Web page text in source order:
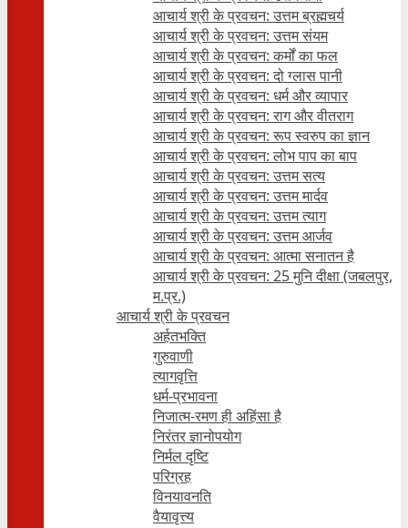
आचार्य श्री के प्रवचन: उत्तम ब्रह्मचर्य
आचार्य श्री के प्रवचन: उत्तम संयम
आचार्य श्री के प्रवचन: कर्मों का फल
आचार्य श्री के प्रवचन: दो ग्लास पानी
आचार्य श्री के प्रवचन: धर्म और व्यापार
आचार्य श्री के प्रवचन: राग और वीतराग
आचार्य श्री के प्रवचन: रूप स्वरुप का ज्ञान
आचार्य श्री के प्रवचन: लोभ पाप का बाप
आचार्य श्री के प्रवचन: उत्तम सत्य
आचार्य श्री के प्रवचन: उत्तम मार्दव
आचार्य श्री के प्रवचन: उत्तम त्याग
आचार्य श्री के प्रवचन: उत्तम आर्जव
आचार्य श्री के प्रवचन: आत्मा सनातन है
आचार्य श्री के प्रवचन: 25 मुनि दीक्षा (जबलपुर,
म.प्र.)
आचार्य श्री के प्रवचन
अर्हतभक्ति
गुरुवाणी
त्यागवृत्ति
धर्म-प्रभावना
निजात्म-रमण ही अहिंसा है
निरंतर ज्ञानोपयोग
निर्मल दृष्टि
परिग्रह
विनयावनति
वैयावृत्त्य